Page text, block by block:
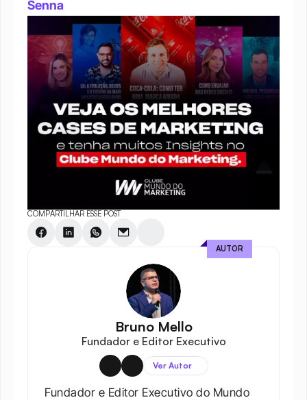
Senna
COMPARTILHAR ESSE POST
Bruno Mello
Fundador e Editor Executivo
Ver Autor
Fundador e Editor Executivo do Mundo
AUTOR